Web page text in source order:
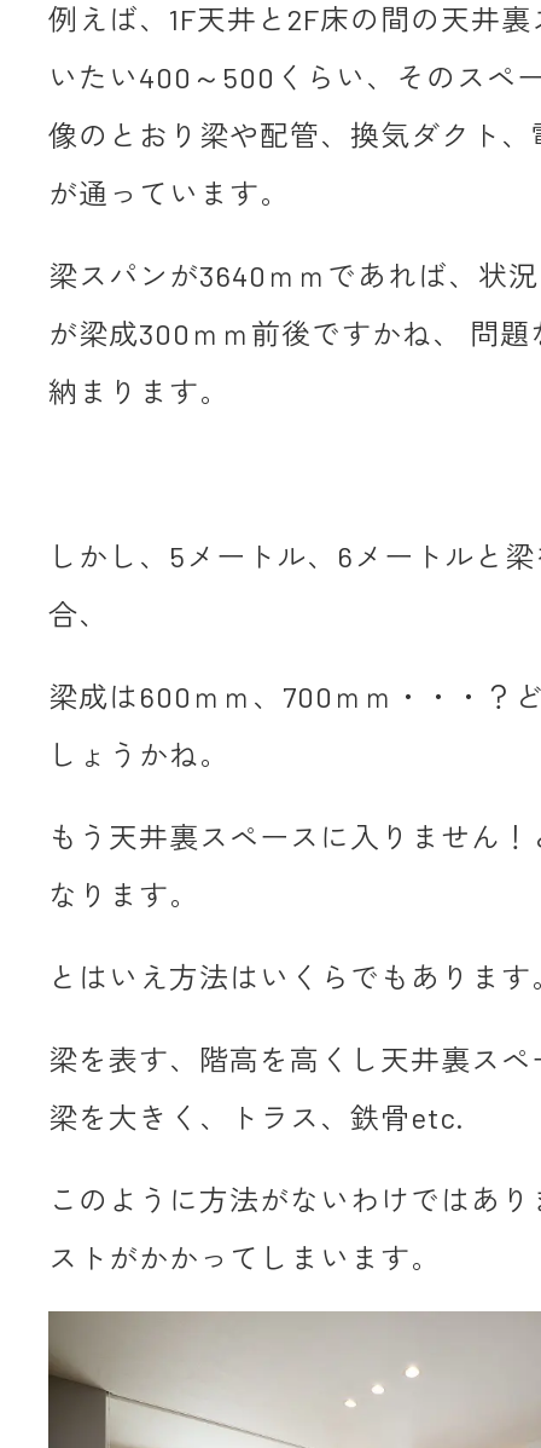
例えば、1F天井と2F床の間の天井
いたい400～500くらい、そのスペ
像のとおり梁や配管、換気ダクト
が通っています。
梁スパンが3640ｍｍであれば、状
が梁成300ｍｍ前後ですかね、 問題
納まります。
しかし、5メートル、6メートルと
合、
梁成は600ｍｍ、700ｍｍ・・・？
しょうかね。
もう天井裏スペースに入りません
なります。
とはいえ方法はいくらでもあります
梁を表す、階高を高くし天井裏ス
梁を大きく、トラス、鉄骨etc.
このように方法がないわけではあ
ストがかかってしまいます。